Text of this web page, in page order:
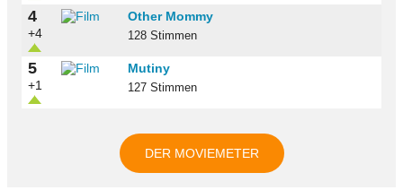
4
+4
Other Mommy
128 Stimmen
5
+1
Mutiny
127 Stimmen
DER MOVIEMETER